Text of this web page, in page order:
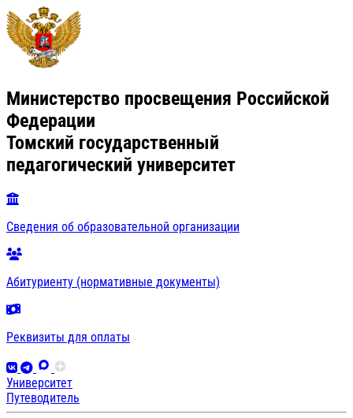
Министерство просвещения Российской
Федерации
Томский государственный
педагогический университет
Сведения об образовательной организации
Абитуриенту (нормативные документы)
Реквизиты для оплаты
Университет
Путеводитель